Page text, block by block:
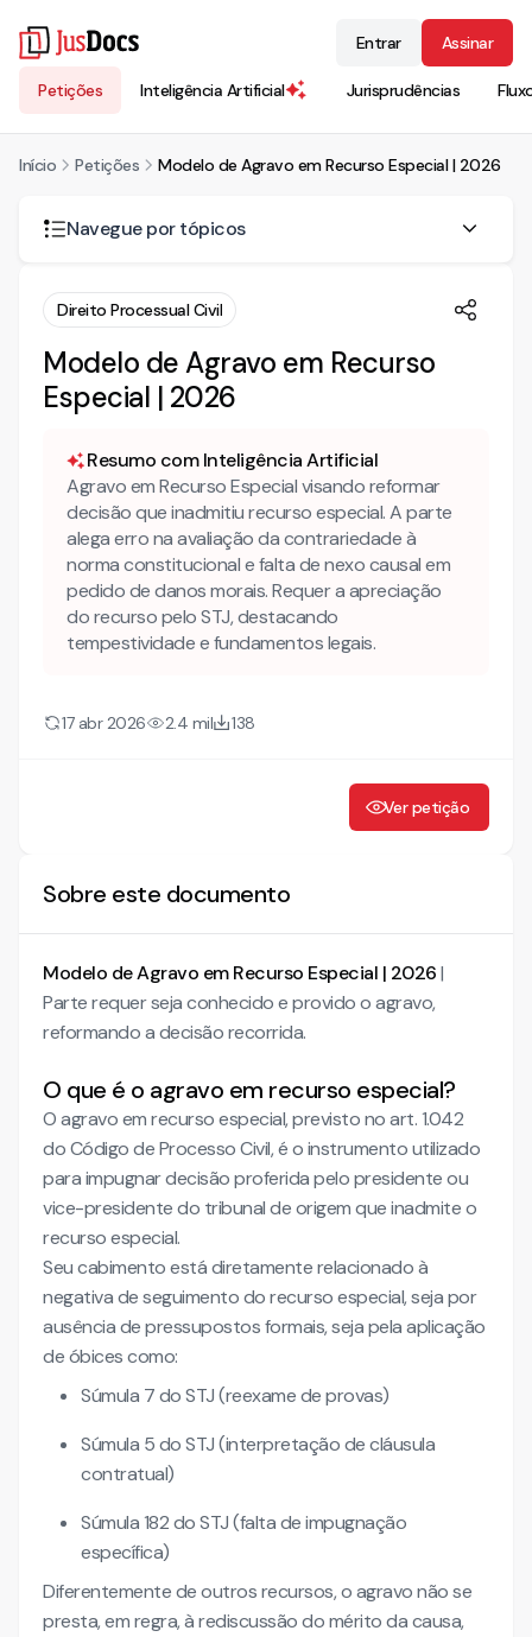
Petições Inteligência Artificial Jurisprudências
Entrar Assinar
Início Petições Modelo de Agravo em Recurso Especial | 2026
Navegue por tópicos
O que é o agravo em recurso especial?
forma estratégica?
Mais conteúdo sobre recurso especial
AGRAVO CONTRA DECISÃO QUE NEGOU SEGUIMENTO AO
RECURSO ESPECIAL
I – DA TEMPESTIVIDADE
II – DO PREPARO
III – DO BREVE RELATO DOS FATOS PROCESSUAIS
Direito Processual Civil
Modelo de Agravo em Recurso
Especial | 2026
Resumo com Inteligência Artificial
Agravo em Recurso Especial visando reformar
decisão que inadmitiu recurso especial. A parte
alega erro na avaliação da contrariedade à
norma constitucional e falta de nexo causal em
pedido de danos morais. Requer a apreciação
do recurso pelo STJ, destacando
tempestividade e fundamentos legais.
17 abr 2026 2.4 mil 138
Ver petição
Sobre este documento
Modelo de Agravo em Recurso Especial | 2026|
Parte requer seja conhecido e provido o agravo,
reformando a decisão recorrida.
O que é o agravo em recurso especial?
O agravo em recurso especial, previsto no art. 1.042
do Código de Processo Civil, é o instrumento utilizado
para impugnar decisão proferida pelo presidente ou
vice-presidente do tribunal de origem que inadmite o
recurso especial.
Seu cabimento está diretamente relacionado à
negativa de seguimento do recurso especial, seja por
ausência de pressupostos formais, seja pela aplicação
de óbices como:
Súmula 7 do STJ (reexame de provas)
Súmula 5 do STJ (interpretação de cláusula
contratual)
Súmula 182 do STJ (falta de impugnação
específica)
Diferentemente de outros recursos, o agravo não se
presta, em regra, à rediscussão do mérito da causa,